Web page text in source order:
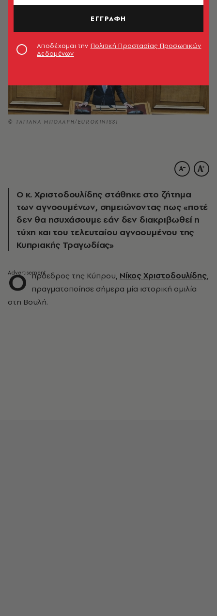
© ΤΑΤΙΑΝΑ ΜΠΟΛΑΡΗ/EUROKINISSI
Ο κ. Χριστοδουλίδης στάθηκε στο ζήτημα
των αγνοουμένων, σημειώνοντας πως «ποτέ
δεν θα ησυχάσουμε εάν δεν διακριβωθεί η
τύχη και του τελευταίου αγνοουμένου της
Κυπριακής Τραγωδίας»
Ο πρόεδρος της Κύπρου, Νίκος Χριστοδουλίδης,
πραγματοποίησε σήμερα μία ιστορική ομιλία
στη Βουλή.
ΕΓΓΡΑΦΗ
Αποδέχομαι την Πολιτική Προστασίας Προσωπικών
Δεδομένων